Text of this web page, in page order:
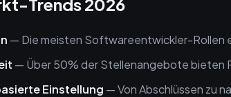
Trends 2026
— Die meisten Softwareentwickler-Rollen
— Über 50% der Stellenangebote bieten
Einstellung — Von Abschlüssen zu